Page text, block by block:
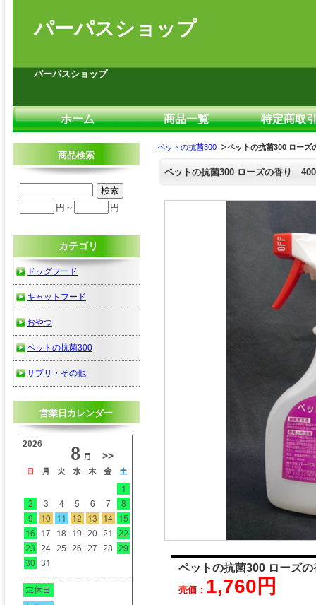
パーパスショップ
パーパスショップ
ホーム 商品一覧 特定商取
ペットの抗菌300 ペットの抗菌300 ロー
ペットの抗菌300 ローズの香り
ペットの抗菌300 ローズ
売価： 1,760円
商品検索
円～ 円
カテゴリ
ドッグフード
キャットフード
おやつ
ペットの抗菌300
サプリ・その他
営業日カレンダー